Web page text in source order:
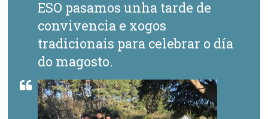
ESO pasamos unha tarde de
convivencia e xogos
tradicionais para celebrar o día
do magosto.